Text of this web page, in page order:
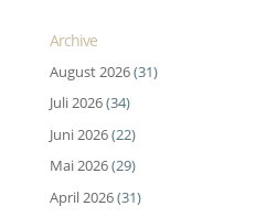
Archive
August 2026(31)
Juli 2026(34)
Juni 2026(22)
Mai 2026(29)
April 2026(31)